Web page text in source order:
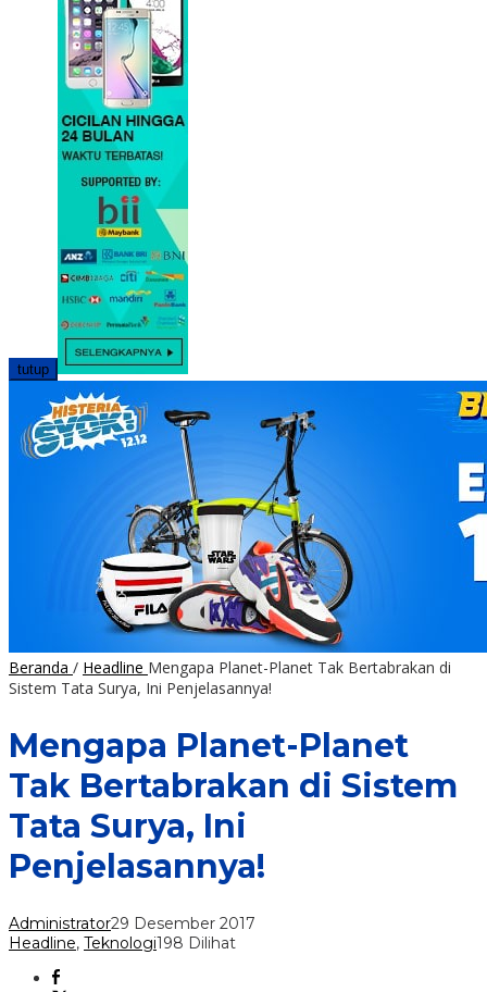
tutup
Beranda / Headline Mengapa Planet-Planet Tak Bertabrakan di
Sistem Tata Surya, Ini Penjelasannya!
Mengapa Planet-Planet
Tak Bertabrakan di Sistem
Tata Surya, Ini
Penjelasannya!
Administrator29 Desember 2017
Headline, Teknologi198 Dilihat